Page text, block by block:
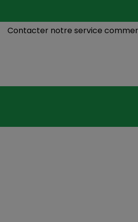
notre service commercial au